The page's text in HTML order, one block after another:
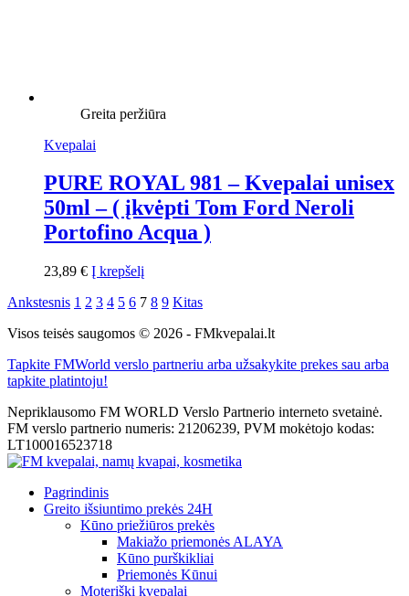
Greita peržiūra
Kvepalai
PURE ROYAL 981 – Kvepalai unisex
50ml – ( įkvėpti Tom Ford Neroli
Portofino Acqua )
23,89 € Į krepšelį
Ankstesnis 1 2 3 4 5 6 7 8 9 Kitas
Visos teisės saugomos © 2026 - FMkvepalai.lt
Tapkite FMWorld verslo partneriu arba užsakykite prekes sau arba
tapkite platintoju!
Nepriklausomo FM WORLD Verslo Partnerio interneto svetainė.
FM verslo partnerio numeris: 21206239, PVM mokėtojo kodas:
LT100016523718
Pagrindinis
Greito išsiuntimo prekės 24H
Kūno priežiūros prekės
Makiažo priemonės ALAYA
Kūno purškikliai
Priemonės Kūnui
Moteriški kvepalai